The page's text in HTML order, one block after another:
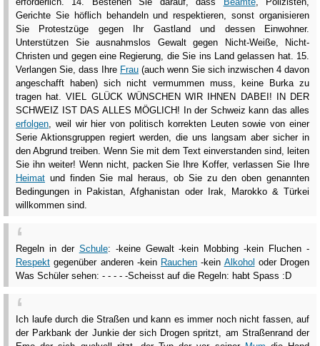
Gerichte Sie höflich behandeln und respektieren, sonst organisieren
Sie Protestzüge gegen Ihr Gastland und dessen Einwohner.
Unterstützen Sie ausnahmslos Gewalt gegen Nicht-Weiße, Nicht-
Christen und gegen eine Regierung, die Sie ins Land gelassen hat. 15.
Verlangen Sie, dass Ihre Frau (auch wenn Sie sich inzwischen 4 davon
angeschafft haben) sich nicht vermummen muss, keine Burka zu
tragen hat. VIEL GLÜCK WÜNSCHEN WIR IHNEN DABEI! IN DER
SCHWEIZ IST DAS ALLES MÖGLICH! In der Schweiz kann das alles
erfolgen , weil wir hier von politisch korrekten Leuten sowie von einer
Serie Aktionsgruppen regiert werden, die uns langsam aber sicher in
den Abgrund treiben. Wenn Sie mit dem Text einverstanden sind, leiten
Sie ihn weiter! Wenn nicht, packen Sie Ihre Koffer, verlassen Sie Ihre
Heimat und finden Sie mal heraus, ob Sie zu den oben genannten
Bedingungen in Pakistan, Afghanistan oder Irak, Marokko & Türkei
willkommen sind.
Regeln in der Schule: -keine Gewalt -kein Mobbing -kein Fluchen -
Respekt gegenüber anderen -kein Rauchen -kein Alkohol oder Drogen
Was Schüler sehen: - - - - -Scheisst auf die Regeln: habt Spass :D
Ich laufe durch die Straßen und kann es immer noch nicht fassen, auf
der Parkbank der Junkie der sich Drogen spritzt, am Straßenrand der